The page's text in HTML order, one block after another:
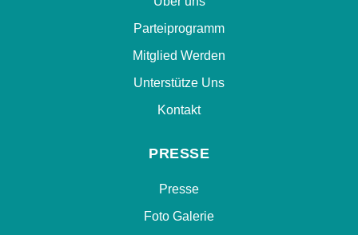
Parteiprogramm
Mitglied Werden
Unterstütze Uns
Kontakt
PRESSE
Presse
Foto Galerie